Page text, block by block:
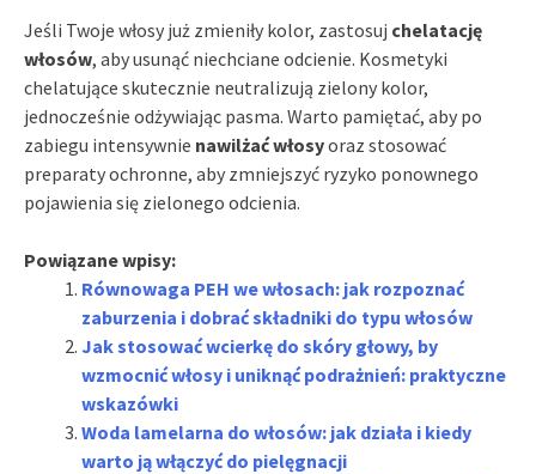
Jeśli Twoje włosy już zmieniły kolor, zastosuj chelatację
włosów, aby usunąć niechciane odcienie. Kosmetyki
chelatujące skutecznie neutralizują zielony kolor,
jednocześnie odżywiając pasma. Warto pamiętać, aby po
zabiegu intensywnie nawilżać włosyoraz stosować
preparaty ochronne, aby zmniejszyć ryzyko ponownego
pojawienia się zielonego odcienia.
Powiązane wpisy:
Równowaga PEH we włosach: jak rozpoznać
zaburzenia i dobrać składniki do typu włosów
Jak stosować wcierkę do skóry głowy, by
wzmocnić włosy i uniknąć podrażnień: praktyczne
wskazówki
Woda lamelarna do włosów: jak działa i kiedy
warto ją włączyć do pielęgnacji